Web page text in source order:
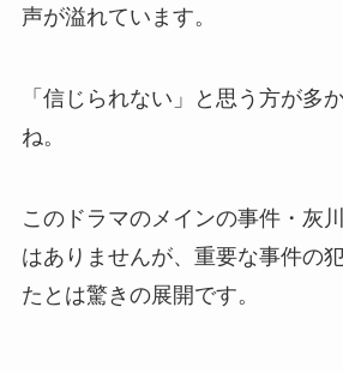
声が溢れています。
「信じられない」と思う方が多
ね。
このドラマのメインの事件・灰
はありませんが、重要な事件の
たとは驚きの展開です。